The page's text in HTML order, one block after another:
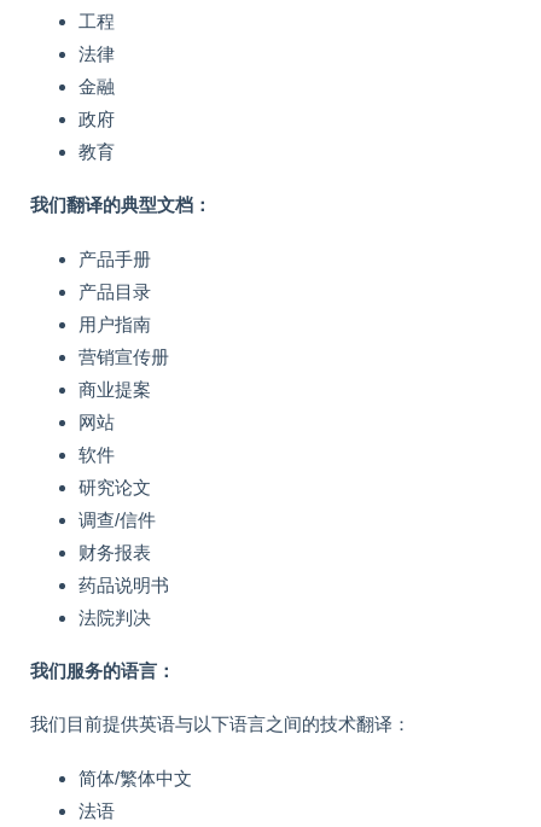
工程
法律
金融
政府
教育
我们翻译的典型文档：
产品手册
产品目录
用户指南
营销宣传册
商业提案
网站
软件
研究论文
调查/信件
财务报表
药品说明书
法院判决
我们服务的语言：
我们目前提供英语与以下语言之间的技术翻译：
简体/繁体中文
法语